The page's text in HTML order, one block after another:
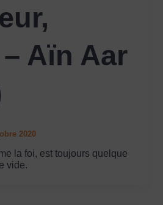
Aïn Aar
2020
la foi, est toujours quelque
vide.